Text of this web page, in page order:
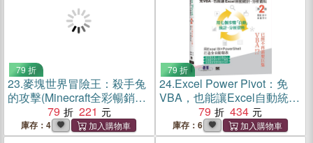
79 折
23.麥塊世界冒險王：殺手兔
的攻擊(Minecraft全彩暢銷遊
79 221
庫存：4
79 折
24.Excel Power Pivot：免
VBA，也能讓Excel自動統
計、分析資料
79 434
庫存：6